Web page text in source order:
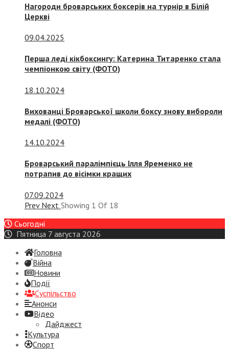
Нагороди броварських боксерів на турнір в Білій
Церкві
09.04.2025
Перша леді кікбоксингу: Катерина Титаренко стала
чемпіонкою світу (ФОТО)
18.10.2024
Вихованці Броварської школи боксу знову вибороли
медалі (ФОТО)
14.10.2024
Броварський паралімпієць Ілля Яременко не
потрапив до вісімки кращих
07.09.2024
Prev Next Showing 1 Of 18
Сьогодні
Пятница 7 августа 2026
Головна
Війна
Новини
Події
Суспiльство
Анонси
Відео
Дайджест
Культура
Спорт